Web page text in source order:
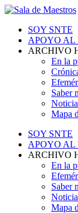
SOY SNTE
APOYO AL
ARCHIVO
En la
Saber
Mapa
SOY SNTE
APOYO AL
ARCHIVO
En la
Saber
Mapa